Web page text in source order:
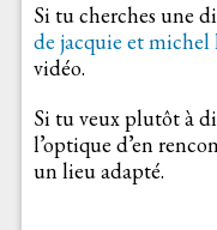
Si tu cherches une
de jacquie et michel
vidéo.
Si tu veux plutôt à
l’optique d’en
un lieu adapté.